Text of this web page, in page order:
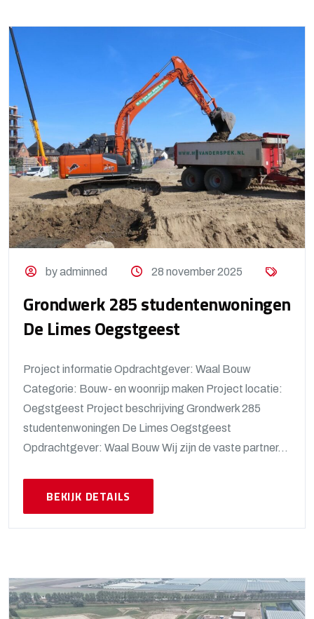
by adminned 28 november 2025
Grondwerk 285 studentenwoningen
De Limes Oegstgeest
Project informatie Opdrachtgever: Waal Bouw
Categorie: Bouw- en woonrijp maken Project locatie:
Oegstgeest Project beschrijving Grondwerk 285
studentenwoningen De Limes Oegstgeest
Opdrachtgever: Waal Bouw Wij zijn de vaste partner...
BEKIJK DETAILS